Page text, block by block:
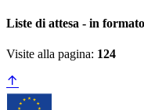
Liste di attesa - in
Visite alla pagina: 124